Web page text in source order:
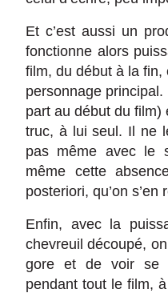
Et c’est aussi un
fonctionne alors
film, du début à la fin,
personnage
part au début du film)
truc, à lui seul. Il ne
pas même avec le
même cette
posteriori, qu’on s’en
Enfin, avec la
chevreuil découpé,
gore et de voir se
pendant tout le film,